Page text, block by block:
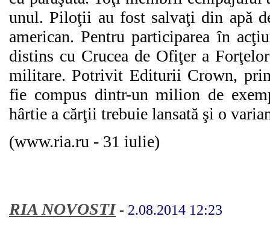
unul. Piloţii au fost salvaţi din apă
american. Pentru participarea în
distins cu Crucea de Ofiţer a
militare. Potrivit Editurii Crown,
fie compus dintr-un milion de
hârtie a cărţii trebuie lansată şi o
(www.ria.ru - 31 iulie)
RIA NOVOSTI - 2.08.2014 12:23